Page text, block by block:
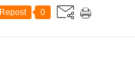
Repost 0